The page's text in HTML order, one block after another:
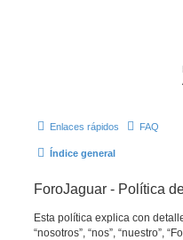
Enlaces rápidos FAQ
Índice general
ForoJaguar - Política
Esta política explica con
“nosotros”, “nos”, “nuestro”,